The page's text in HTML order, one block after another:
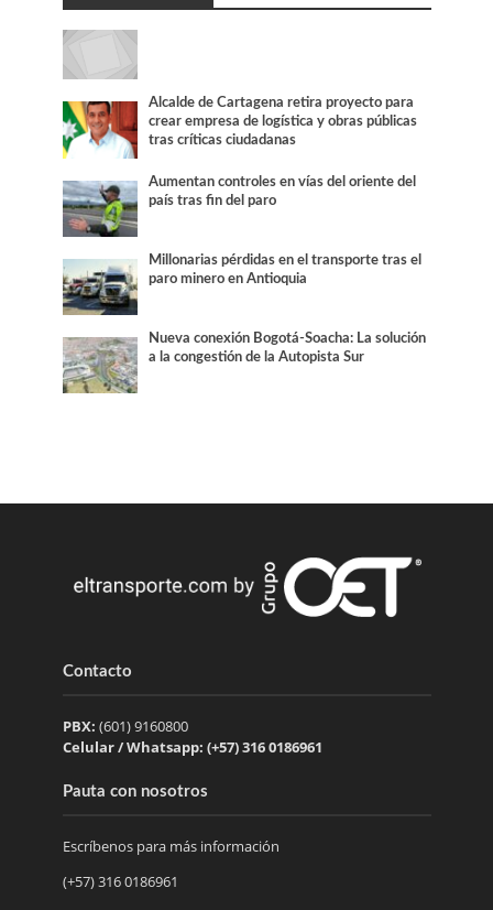
Alcalde de Cartagena retira proyecto para
crear empresa de logística y obras públicas
tras críticas ciudadanas
Aumentan controles en vías del oriente del
país tras fin del paro
Millonarias pérdidas en el transporte tras el
paro minero en Antioquia
Nueva conexión Bogotá-Soacha: La solución
a la congestión de la Autopista Sur
Contacto
PBX: (601) 9160800
Celular / Whatsapp: (+57) 316 0186961
Pauta con nosotros
Escríbenos para más información
(+57) 316 0186961